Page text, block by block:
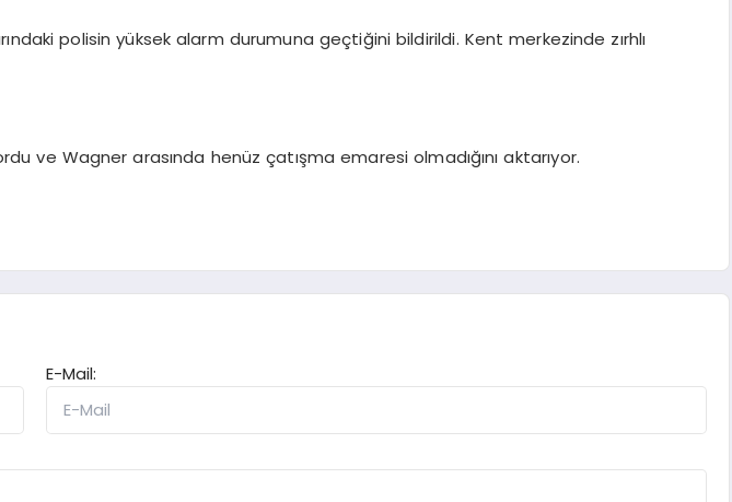
polisin yüksek alarm durumuna geçtiğini bildirildi. Kent merkezinde zırhlı
ve Wagner arasında henüz çatışma emaresi olmadığını aktarıyor.
E-Mail: